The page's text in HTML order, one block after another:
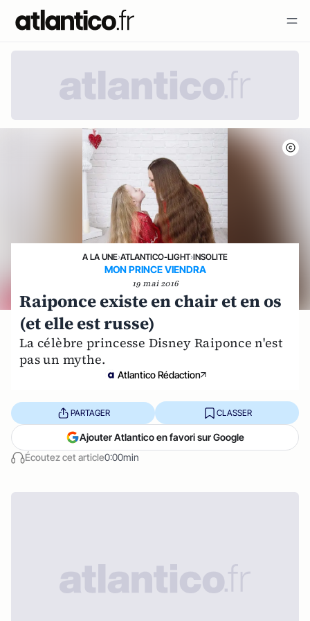
A LA UNE›ATLANTICO-LIGHT›INSOLITE
MON PRINCE VIENDRA
19 mai 2016
Raiponce existe en chair et en os
(et elle est russe)
La célèbre princesse Disney Raiponce n'est
pas un mythe.
Atlantico Rédaction
Écoutez cet article0:00min
PARTAGER CLASSER
Ajouter Atlantico en favori sur Google